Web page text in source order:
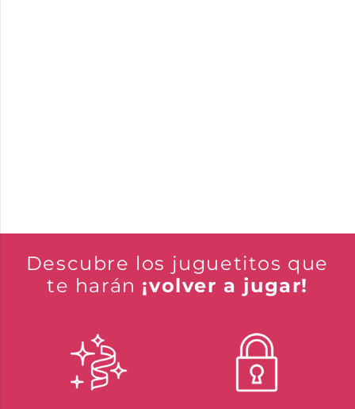
Descubre los juguetitos que
te harán ¡volver a jugar!